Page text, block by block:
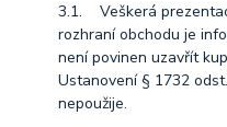
3.1. Veškerá
rozhraní obchodu je
není povinen uzavřít
Ustanovení § 1732
nepoužije.